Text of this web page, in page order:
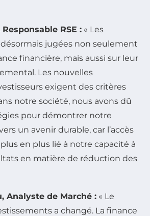
RSE : « Les
jugées non seulement
financière, mais aussi sur leur
Les nouvelles
exigent des critères
notre société, nous avons dû
pour démontrer notre
un avenir durable, car l’accès
en plus lié à notre capacité à
en matière de réduction des
Analyste de Marché : « Le
a changé. La finance